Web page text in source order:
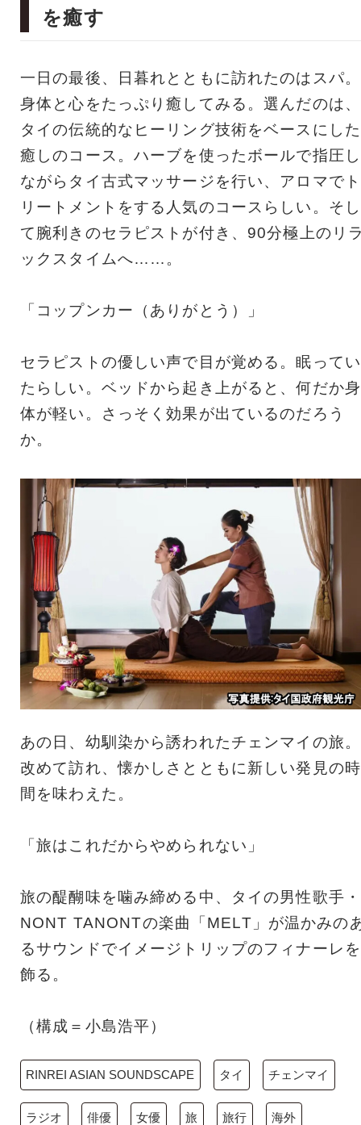
を癒す
一日の最後、日暮れとともに訪れたのはスパ。
身体と心をたっぷり癒してみる。選んだのは、
タイの伝統的なヒーリング技術をベースにした
癒しのコース。ハーブを使ったボールで指圧し
ながらタイ古式マッサージを行い、アロマでト
リートメントをする人気のコースらしい。そし
て腕利きのセラピストが付き、90分極上のリ
ックスタイムへ……。
「コップンカー（ありがとう）」
セラピストの優しい声で目が覚める。眠ってい
たらしい。ベッドから起き上がると、何だか身
体が軽い。さっそく効果が出ているのだろう
か。
あの日、幼馴染から誘われたチェンマイの旅。
改めて訪れ、懐かしさとともに新しい発見の時
間を味わえた。
「旅はこれだからやめられない」
旅の醍醐味を噛み締める中、タイの男性歌手・
NONT TANONTの楽曲「MELT」が温かみの
るサウンドでイメージトリップのフィナーレを
飾る。
（構成＝小島浩平）
RINREI ASIAN SOUNDSCAPE タイ チェンマイ
ラジオ 俳優 女優 旅 旅行 海外